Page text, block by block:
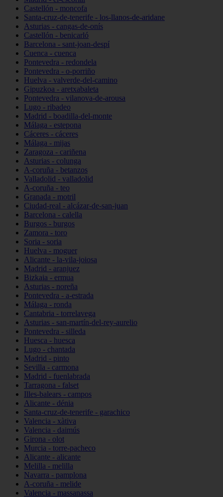
Castellón - moncofa
Santa-cruz-de-tenerife - los-llanos-de-aridane
Asturias - cangas-de-onís
Castellón - benicarló
Barcelona - sant-joan-despí
Cuenca - cuenca
Pontevedra - redondela
Pontevedra - o-porriño
Huelva - valverde-del-camino
Gipuzkoa - aretxabaleta
Pontevedra - vilanova-de-arousa
Lugo - ribadeo
Madrid - boadilla-del-monte
Málaga - estepona
Cáceres - cáceres
Málaga - mijas
Zaragoza - cariñena
Asturias - colunga
A-coruña - betanzos
Valladolid - valladolid
A-coruña - teo
Granada - motril
Ciudad-real - alcázar-de-san-juan
Barcelona - calella
Burgos - burgos
Zamora - toro
Soria - soria
Huelva - moguer
Alicante - la-vila-joiosa
Madrid - aranjuez
Bizkaia - ermua
Asturias - noreña
Pontevedra - a-estrada
Málaga - ronda
Cantabria - torrelavega
Asturias - san-martín-del-rey-aurelio
Pontevedra - silleda
Huesca - huesca
Lugo - chantada
Madrid - pinto
Sevilla - carmona
Madrid - fuenlabrada
Tarragona - falset
Illes-balears - campos
Alicante - dénia
Santa-cruz-de-tenerife - garachico
Valencia - xàtiva
Valencia - daimús
Girona - olot
Murcia - torre-pacheco
Alicante - alicante
Melilla - melilla
Navarra - pamplona
A-coruña - melide
Valencia - massanassa